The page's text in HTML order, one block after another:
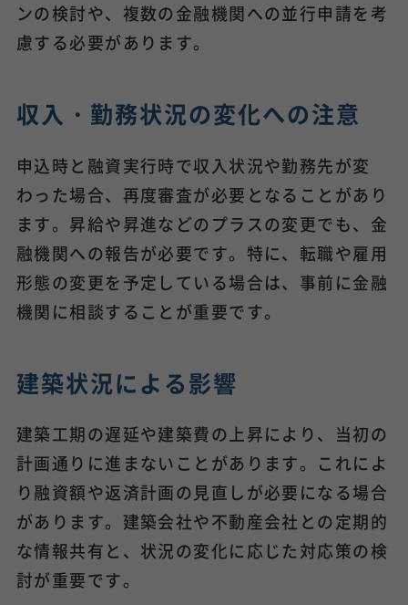
ンの検討や、複数の金融機関への並行申請を考
慮する必要があります。
収入・勤務状況の変化への注意
申込時と融資実行時で収入状況や勤務先が変
わった場合、再度審査が必要となることがあり
ます。昇給や昇進などのプラスの変更でも、金
融機関への報告が必要です。特に、転職や雇用
形態の変更を予定している場合は、事前に金融
機関に相談することが重要です。
建築状況による影響
建築工期の遅延や建築費の上昇により、当初の
計画通りに進まないことがあります。これによ
り融資額や返済計画の見直しが必要になる場合
があります。建築会社や不動産会社との定期的
な情報共有と、状況の変化に応じた対応策の検
討が重要です。